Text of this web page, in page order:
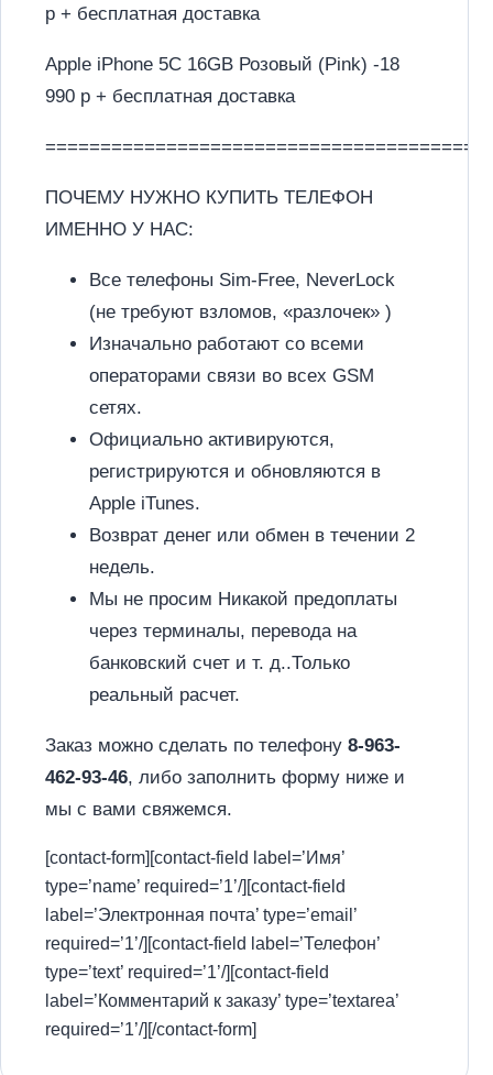
р + бесплатная доставка
Apple iPhone 5C 16GB Розовый (Pink) -18
990 р + бесплатная доставка
ПОЧЕМУ НУЖНО КУПИТЬ ТЕЛЕФОН
ИМЕННО У НАС:
Все телефоны Sim-Free, NeverLock
(не требуют взломов, «разлочек» )
Изначально работают со всеми
операторами связи во всех GSM
сетях.
Официально активируются,
регистрируются и обновляются в
Apple iTunes.
Возврат денег или обмен в течении 2
недель.
Мы не просим Никакой предоплаты
через терминалы, перевода на
банковский счет и т. д..Только
реальный расчет.
Заказ можно сделать по телефону 8-963-
462-93-46, либо заполнить форму ниже и
мы с вами свяжемся.
[contact-form][contact-field label=’Имя’
type=’name’ required=’1’/][contact-field
label=’Электронная почта’ type=’email’
required=’1’/][contact-field label=’Телефон’
type=’text’ required=’1’/][contact-field
label=’Комментарий к заказу’ type=’textarea’
required=’1’/][/contact-form]